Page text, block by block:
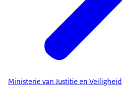
Ministerie van Justitie en Veiligheid